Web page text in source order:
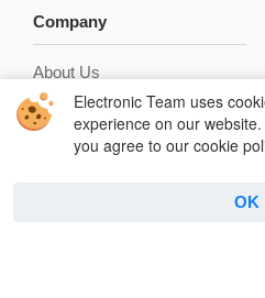
Company
About Us
Reviews
Contacts
Electronic Team uses
experience on our
you agree to our cookie
OK